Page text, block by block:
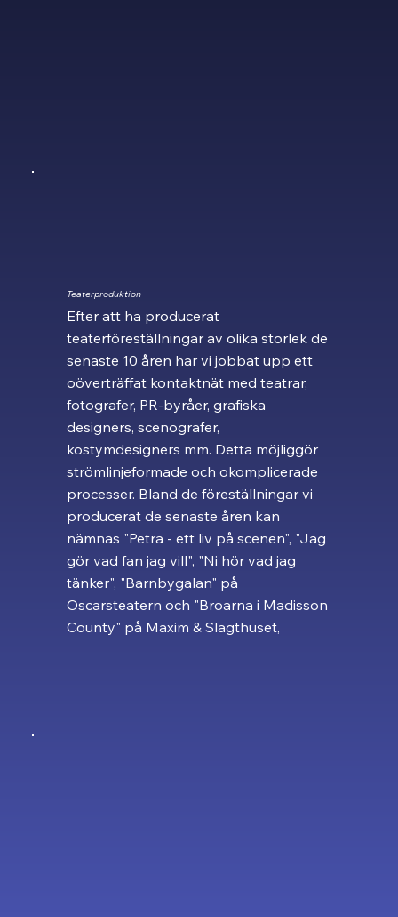
Teaterproduktion
Efter att ha producerat
teaterföreställningar av olika storlek de
senaste 10 åren har vi jobbat upp ett
oöverträffat kontaktnät med teatrar,
fotografer, PR-byråer, grafiska
designers, scenografer,
kostymdesigners mm. Detta möjliggör
strömlinjeformade och okomplicerade
processer. Bland de föreställningar vi
producerat de senaste åren kan
nämnas "Petra - ett liv på scenen", "Jag
gör vad fan jag vill", "Ni hör vad jag
tänker", "Barnbygalan" på
Oscarsteatern och "Broarna i Madisson
County" på Maxim & Slagthuset,